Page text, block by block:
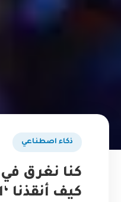
ذكاء اصطناعي
كنا نغرق في
كيف أنقذنا